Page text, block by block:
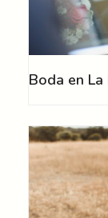
Boda en